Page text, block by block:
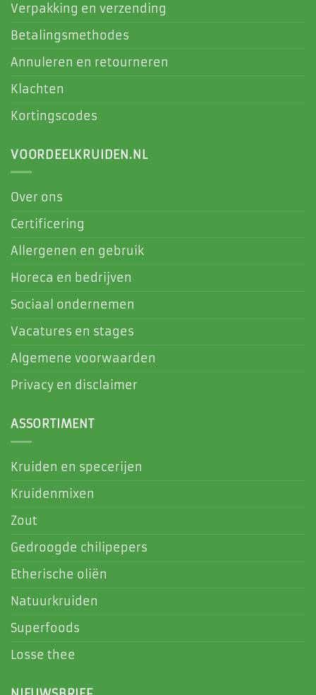
Verpakking en verzending
Betalingsmethodes
Annuleren en retourneren
Klachten
Kortingscodes
VOORDEELKRUIDEN.NL
Over ons
Certificering
Allergenen en gebruik
Horeca en bedrijven
Sociaal ondernemen
Vacatures en stages
Algemene voorwaarden
Privacy en disclaimer
ASSORTIMENT
Kruiden en specerijen
Kruidenmixen
Zout
Gedroogde chilipepers
Etherische oliën
Natuurkruiden
Superfoods
Losse thee